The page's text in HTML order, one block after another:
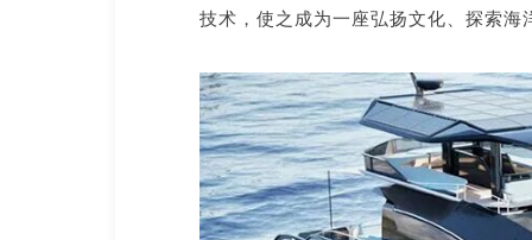
技术，使之成为一座弘扬文化、探索海